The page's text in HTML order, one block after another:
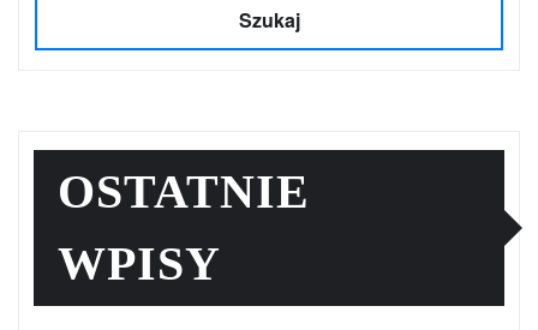
Szukaj
OSTATNIE
WPISY